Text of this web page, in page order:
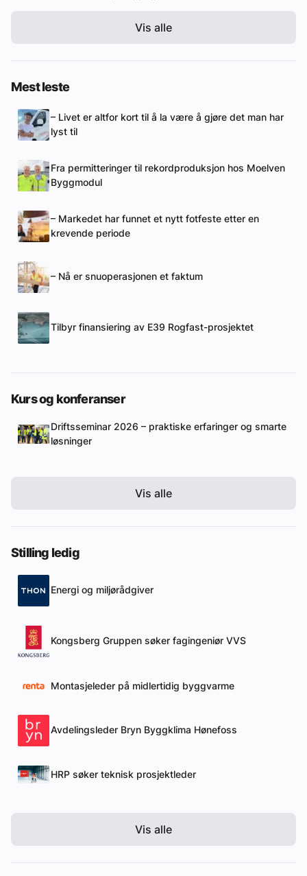
Vis alle
Mest leste
– Livet er altfor kort til å la være å gjøre det man har
lyst til
Fra permitteringer til rekordproduksjon hos Moelven
Byggmodul
– Markedet har funnet et nytt fotfeste etter en
krevende periode
– Nå er snuoperasjonen et faktum
Tilbyr finansiering av E39 Rogfast-prosjektet
Kurs og konferanser
Driftsseminar 2026 – praktiske erfaringer og smarte
løsninger
Vis alle
Stilling ledig
Energi og miljørådgiver
Kongsberg Gruppen søker fagingeniør VVS
Montasjeleder på midlertidig byggvarme
Avdelingsleder Bryn Byggklima Hønefoss
HRP søker teknisk prosjektleder
Vis alle